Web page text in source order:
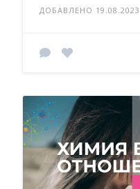
ДОБАВЛЕНО 19.08.2023